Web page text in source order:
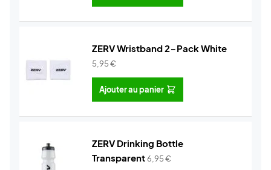
ZERV Wristband 2-Pack White
5,95€
Ajouter au panier
ZERV Drinking Bottle
Transparent6,95€